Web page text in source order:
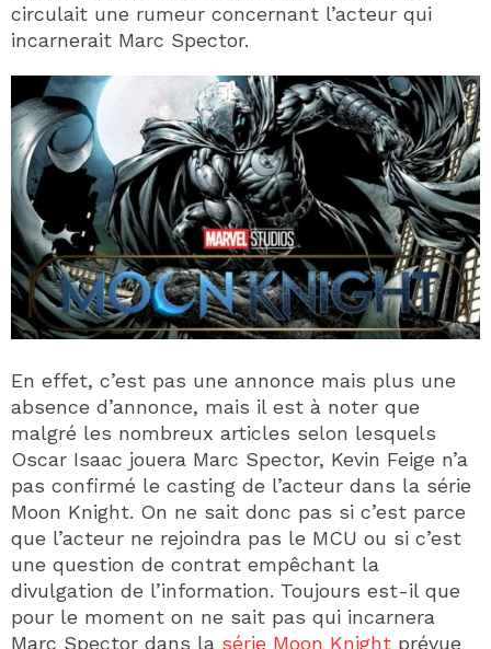
circulait une rumeur concernant l’acteur qui
incarnerait Marc Spector.
En effet, c’est pas une annonce mais plus une
absence d’annonce, mais il est à noter que
malgré les nombreux articles selon lesquels
Oscar Isaac jouera Marc Spector, Kevin Feige n’a
pas confirmé le casting de l’acteur dans la série
Moon Knight. On ne sait donc pas si c’est parce
que l’acteur ne rejoindra pas le MCU ou si c’est
une question de contrat empêchant la
divulgation de l’information. Toujours est-il que
pour le moment on ne sait pas qui incarnera
Marc Spector dans la série Moon Knight prévue